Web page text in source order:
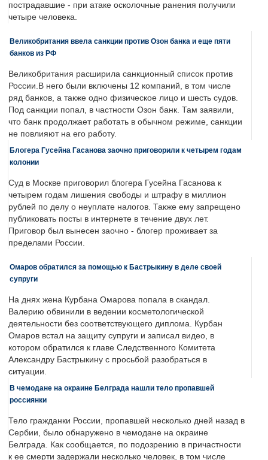
пострадавшие - при атаке осколочные ранения получили
четыре человека.
Великобритания ввела санкции против Озон банка и еще пяти
банков из РФ
Великобритания расширила санкционный список против
России.В него были включены 12 компаний, в том числе
ряд банков, а также одно физическое лицо и шесть судов.
Под санкции попал, в частности Озон банк. Там заявили,
что банк продолжает работать в обычном режиме, санкции
не повлияют на его работу.
Блогера Гусейна Гасанова заочно приговорили к четырем годам
колонии
Суд в Москве приговорил блогера Гусейна Гасанова к
четырем годам лишения свободы и штрафу в миллион
рублей по делу о неуплате налогов. Также ему запрещено
публиковать посты в интернете в течение двух лет.
Приговор был вынесен заочно - блогер проживает за
пределами России.
Омаров обратился за помощью к Бастрыкину в деле своей
супруги
На днях жена Курбана Омарова попала в скандал.
Валерию обвинили в ведении косметологической
деятельности без соответствующего диплома. Курбан
Омаров встал на защиту супруги и записал видео, в
котором обратился к главе Следственного Комитета
Александру Бастрыкину с просьбой разобраться в
ситуации.
В чемодане на окраине Белграда нашли тело пропавшей
россиянки
Тело гражданки России, пропавшей несколько дней назад в
Сербии, было обнаружено в чемодане на окраине
Белграда. Как сообщается, по подозрению в причастности
к ее смерти задержали несколько человек, в том числе